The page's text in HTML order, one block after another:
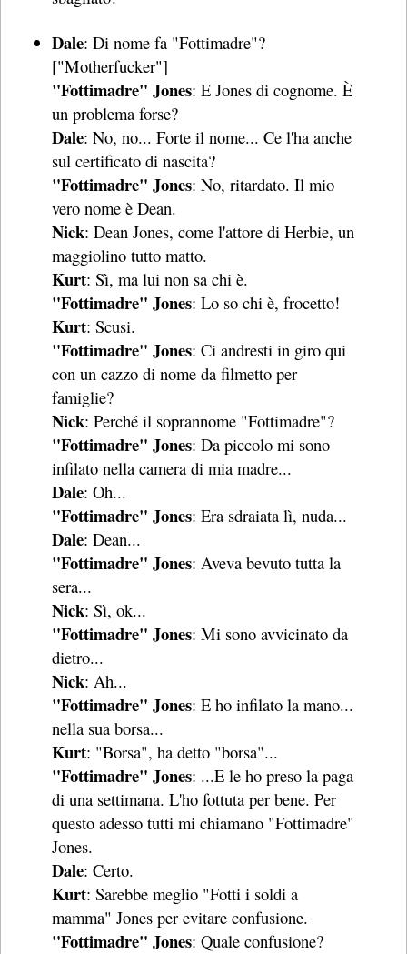
Dale: Di nome fa "Fottimadre"?
["Motherfucker"]
"Fottimadre" Jones: E Jones di cognome. È
un problema forse?
Dale: No, no... Forte il nome... Ce l'ha anche
sul certificato di nascita?
"Fottimadre" Jones: No, ritardato. Il mio
vero nome è Dean.
Nick: Dean Jones, come l'attore di Herbie, un
maggiolino tutto matto.
Kurt: Sì, ma lui non sa chi è.
"Fottimadre" Jones: Lo so chi è, frocetto!
Kurt: Scusi.
"Fottimadre" Jones: Ci andresti in giro qui
con un cazzo di nome da filmetto per
famiglie?
Nick: Perché il soprannome "Fottimadre"?
"Fottimadre" Jones: Da piccolo mi sono
infilato nella camera di mia madre...
Dale: Oh...
"Fottimadre" Jones: Era sdraiata lì, nuda...
Dale: Dean...
"Fottimadre" Jones: Aveva bevuto tutta la
sera...
Nick: Sì, ok...
"Fottimadre" Jones: Mi sono avvicinato da
dietro...
Nick: Ah...
"Fottimadre" Jones: E ho infilato la mano...
nella sua borsa...
Kurt: "Borsa", ha detto "borsa"...
"Fottimadre" Jones: ...E le ho preso la paga
di una settimana. L'ho fottuta per bene. Per
questo adesso tutti mi chiamano "Fottimadre"
Jones.
Dale: Certo.
Kurt: Sarebbe meglio "Fotti i soldi a
mamma" Jones per evitare confusione.
"Fottimadre" Jones: Quale confusione?